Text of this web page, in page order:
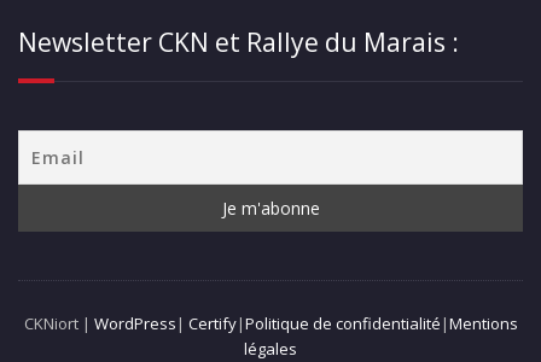
Newsletter CKN et Rallye du Marais :
CKNiort | WordPress | Certify|Politique de confidentialité |Mentions
légales